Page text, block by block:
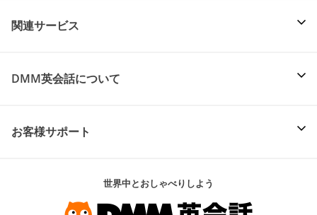
関連サービス
DMM英会話について
お客様サポート
世界中とおしゃべりしよう